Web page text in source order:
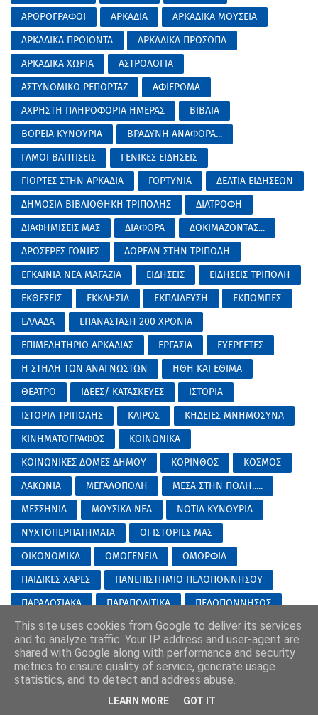
ΑΡΘΡΟΓΡΑΦΟΙ
ΑΡΚΑΔΙΑ
ΑΡΚΑΔΙΚΑ ΜΟΥΣΕΙΑ
ΑΡΚΑΔΙΚΑ ΠΡΟΙΟΝΤΑ
ΑΡΚΑΔΙΚΑ ΠΡΟΣΩΠΑ
ΑΡΚΑΔΙΚΑ ΧΩΡΙΑ
ΑΣΤΡΟΛΟΓΙΑ
ΑΣΤΥΝΟΜΙΚΟ ΡΕΠΟΡΤΑΖ
ΑΦΙΕΡΩΜΑ
ΑΧΡΗΣΤΗ ΠΛΗΡΟΦΟΡΙΑ ΗΜΕΡΑΣ
ΒΙΒΛΙΑ
ΒΟΡΕΙΑ ΚΥΝΟΥΡΙΑ
ΒΡΑΔΥΝΗ ΑΝΑΦΟΡΑ...
ΓΑΜΟΙ ΒΑΠΤΙΣΕΙΣ
ΓΕΝΙΚΕΣ ΕΙΔΗΣΕΙΣ
ΓΙΟΡΤΕΣ ΣΤΗΝ ΑΡΚΑΔΙΑ
ΓΟΡΤΥΝΙΑ
ΔΕΛΤΙΑ ΕΙΔΗΣΕΩΝ
ΔΗΜΟΣΙΑ ΒΙΒΛΙΟΘΗΚΗ ΤΡΙΠΟΛΗΣ
ΔΙΑΤΡΟΦΗ
ΔΙΑΦΗΜΙΣΕΙΣ ΜΑΣ
ΔΙΑΦΟΡΑ
ΔΟΚΙΜΑΖΟΝΤΑΣ...
ΔΡΟΣΕΡΕΣ ΓΩΝΙΕΣ
ΔΩΡΕΑΝ ΣΤΗΝ ΤΡΙΠΟΛΗ
ΕΓΚΑΙΝΙΑ ΝΕΑ ΜΑΓΑΖΙΑ
ΕΙΔΗΣΕΙΣ
ΕΙΔΗΣΕΙΣ ΤΡΙΠΟΛΗ
ΕΚΘΕΣΕΙΣ
ΕΚΚΛΗΣΙΑ ΕΚΠΑΙΔΕΥΣΗ
ΕΚΠΟΜΠΕΣ
ΕΛΛΑΔΑ
ΕΠΑΝΑΣΤΑΣΗ 200 ΧΡΟΝΙΑ
ΕΠΙΜΕΛΗΤΗΡΙΟ ΑΡΚΑΔΙΑΣ
ΕΡΓΑΣΙΑ
ΕΥΕΡΓΕΤΕΣ
Η ΣΤΗΛΗ ΤΩΝ ΑΝΑΓΝΩΣΤΩΝ
ΗΘΗ ΚΑΙ ΕΘΙΜΑ
ΘΕΑΤΡΟ
ΙΔΕΕΣ/ ΚΑΤΑΣΚΕΥΕΣ
ΙΣΤΟΡΙΑ
ΙΣΤΟΡΙΑ ΤΡΙΠΟΛΗΣ
ΚΑΙΡΟΣ
ΚΗΔΕΙΕΣ ΜΝΗΜΟΣΥΝΑ
ΚΙΝΗΜΑΤΟΓΡΑΦΟΣ
ΚΟΙΝΩΝΙΚΑ
ΚΟΙΝΩΝΙΚΕΣ ΔΟΜΕΣ ΔΗΜΟΥ
ΚΟΡΙΝΘΟΣ
ΚΟΣΜΟΣ
ΛΑΚΩΝΙΑ
ΜΕΓΑΛΟΠΟΛΗ
ΜΕΣΑ ΣΤΗΝ ΠΟΛΗ.....
ΜΕΣΣΗΝΙΑ
ΜΟΥΣΙΚΑ ΝΕΑ
ΝΟΤΙΑ ΚΥΝΟΥΡΙΑ
ΝΥΧΤΟΠΕΡΠΑΤΗΜΑΤΑ
ΟΙ ΙΣΤΟΡΙΕΣ ΜΑΣ
ΟΙΚΟΝΟΜΙΚΑ
ΟΜΟΓΕΝΕΙΑ
ΟΜΟΡΦΙΑ
ΠΑΙΔΙΚΕΣ ΧΑΡΕΣ
ΠΑΝΕΠΙΣΤΗΜΙΟ ΠΕΛΟΠΟΝΝΗΣΟΥ
ΠΑΡΑΔΟΣΙΑΚΑ
ΠΑΡΑΠΟΛΙΤΙΚΑ
ΠΕΛΟΠΟΝΝΗΣΟΣ
ΠΕΡΙΦΕΡΕΙΑ
ΠΟΛΙΤΙΚΑ
ΠΟΛΙΤΙΚΑ ΑΡΚΑΔΙΑ
ΠΟΛΙΤΙΚΑ ΤΡΙΠΟΛΗ
ΠΟΛΙΤΙΣΜΟΣ
ΠΡΟΤΑΣΕΙΣ
ΠΡΩΤΟΣΕΛΙΔΑ
ΣΑΝ ΣΗΜΕΡΑ
ΣΑΟΟ
ΣΤΡΑΤΟΣ
ΣΥΝΑΥΛΙΕΣ
This site uses cookies from Google to deliver its services
and to analyze traffic. Your IP address and user-agent are
shared with Google along with performance and security
metrics to ensure quality of service, generate usage
statistics, and to detect and address abuse.
LEARN MORE GOT IT